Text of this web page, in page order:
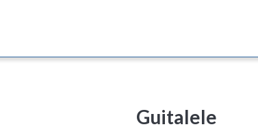
Guitalele